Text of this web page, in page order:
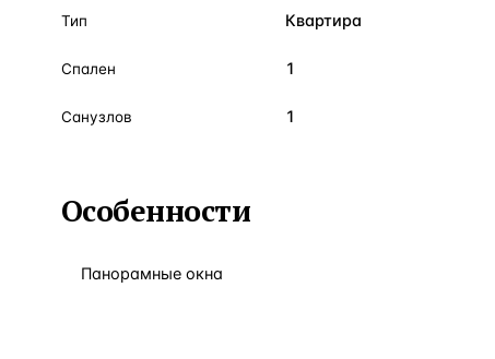
Тип Квартира
Спален 1
Санузлов 1
Особенности
Панорамные окна